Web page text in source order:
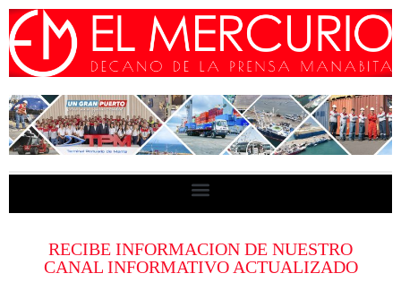
RECIBE INFORMACION DE NUESTRO
CANAL INFORMATIVO ACTUALIZADO